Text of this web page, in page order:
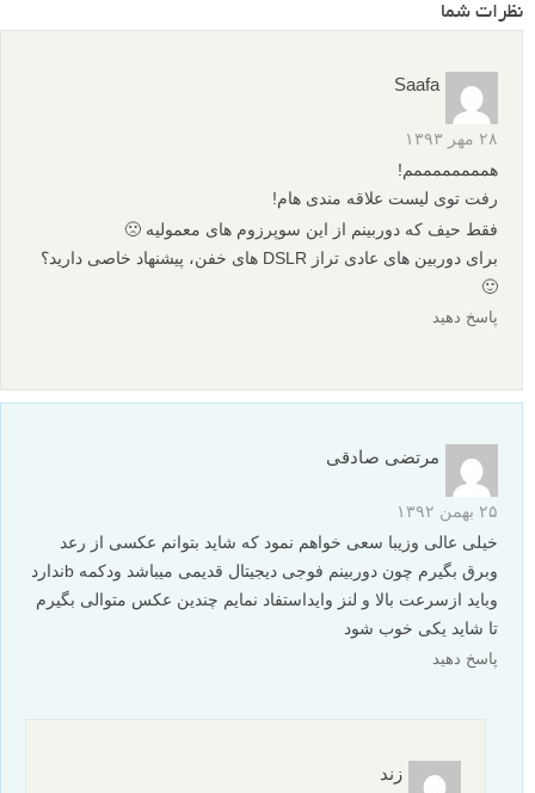
نظرات شما
Saafa
۲۸ مهر ۱۳۹۳
هممممممممم!
رفت توی لیست علاقه مندی هام!
فقط حیف که دوربینم از این سوپرزوم های معمولیه 🙁
برای دوربین های عادی تراز DSLR های خفن، پیشنهاد خاصی دارید؟
🙂
پاسخ دهید
مرتضی صادقی
۲۵ بهمن ۱۳۹۲
خیلی عالی وزیبا سعی خواهم نمود که شاید بتوانم عکسی از رعد
وبرق بگیرم چون دوربینم فوجی دیجیتال قدیمی میباشد ودکمه bندارد
وباید ازسرعت بالا و لنز وایداستفاد نمایم چندین عکس متوالی بگیرم
تا شاید یکی خوب شود
پاسخ دهید
زند